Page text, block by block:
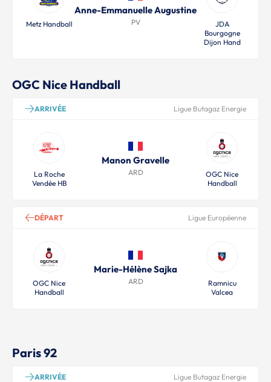
Metz Handball
Anne-Emmanuelle Augustine
PV
JDA
Bourgogne
Dijon Hand
OGC Nice Handball
ARRIVÉE Ligue Butagaz Energie
La Roche
Vendée HB
Manon Gravelle
ARD
OGC Nice
Handball
DÉPART Ligue Européenne
OGC Nice
Handball
Marie-Hélène Sajka
ARD
Ramnicu
Valcea
Paris 92
ARRIVÉE Ligue Butagaz Energie